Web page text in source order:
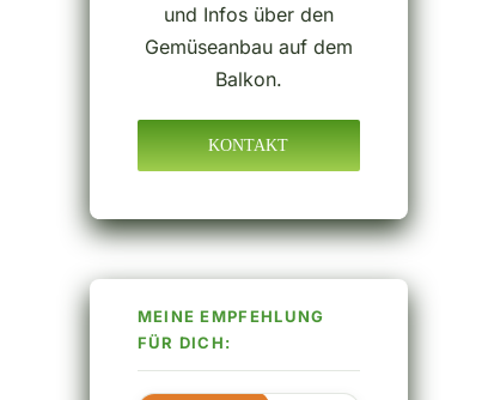
und Infos über den
Gemüseanbau auf dem
Balkon.
KONTAKT